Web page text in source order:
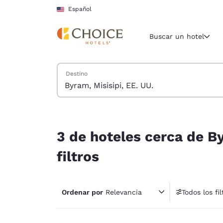
Pasar A Contenido Principal
Español
Región y
Estados
América
América
Buscar un hotel
Buscar hoteles
Destino
3 de hoteles cerca de
filtros
Ordenar por Relevancia Todos los
1